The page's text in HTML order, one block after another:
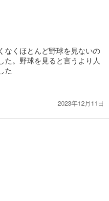
なくほとんど野球を見ないの
た。野球を見ると言うより人
た
2023年12月11日